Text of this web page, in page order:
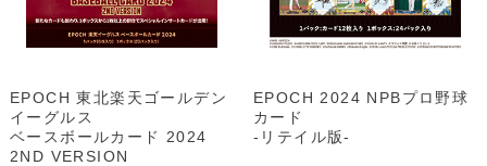
EPOCH 東北楽天ゴールデン
イーグルス
ベースボールカード 2024
2ND VERSION
EPOCH 2024 NPBプロ野球
カード
-リテイル版-